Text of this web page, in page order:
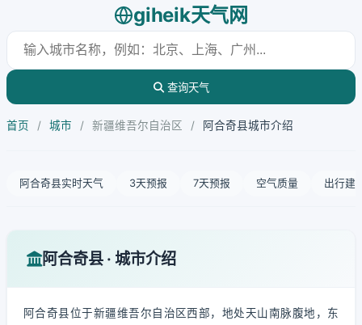
giheik天气网
查询天气
首页 / 城市 / 新疆维吾尔自治区 / 阿合奇县城市介绍
阿合奇县实时天气 3天预报 7天预报 空气质量 出行建
阿合奇县 · 城市介绍
阿合奇县位于新疆维吾尔自治区西部，地处天山南脉腹地，东